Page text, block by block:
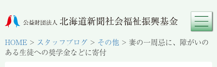
HOME > スタッフブログ > その他 > 妻の一周忌に、障がいの
ある生徒への奨学金などに寄付